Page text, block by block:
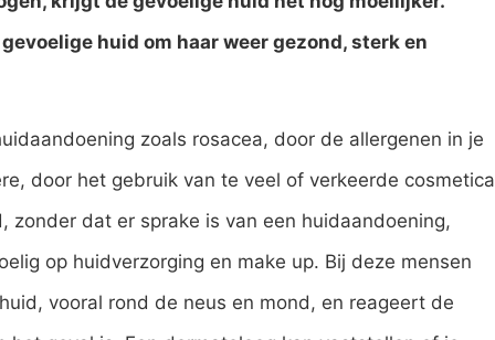
huid om haar weer gezond, sterk en
zoals rosacea, door de allergenen in je
door het gebruik van te veel of verkeerde cosmetica
zonder dat er sprake is van een huidaandoening,
op huidverzorging en make up. Bij deze mensen
vooral rond de neus en mond, en reageert de